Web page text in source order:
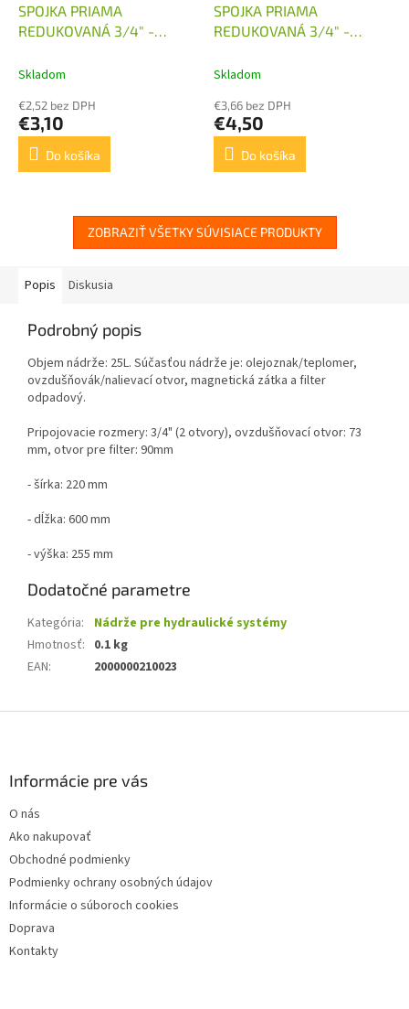
SPOJKA PRIAMA
REDUKOVANÁ 3/4" -
Skladom
€2,52 bez DPH
€3,10
Do košíka
SPOJKA PRIAMA
REDUKOVANÁ 3/4" -
Skladom
€3,66 bez DPH
€4,50
Do košíka
ZOBRAZIŤ VŠETKY SÚVISIACE PRODUKTY
Popis Diskusia
Podrobný popis
Objem nádrže: 25L. Súčasťou nádrže je: olejoznak/teplomer,
ovzdušňovák/nalievací otvor, magnetická zátka a filter
odpadový.
Pripojovacie rozmery: 3/4" (2 otvory), ovzdušňovací otvor: 73
mm, otvor pre filter: 90mm
- šírka: 220 mm
- dĺžka: 600 mm
- výška: 255 mm
Dodatočné parametre
Kategória:
Nádrže pre hydraulické systémy
Hmotnosť: 0.1 kg
EAN: 2000000210023
Informácie pre vás
O nás
Ako nakupovať
Obchodné podmienky
Podmienky ochrany osobných údajov
Informácie o súboroch cookies
Doprava
Kontakty